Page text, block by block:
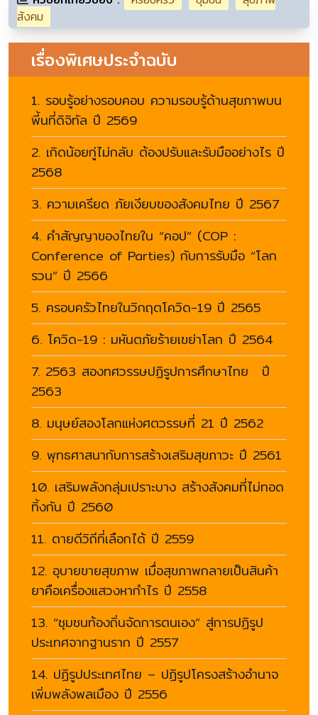
สังคม
เรื่องพิเศษประจำฉบับ
1. รอบรู้อย่างรอบคอบ ความรอบรู้ด้านสุขภาพบน
พี้นที่ดิจิทัล ปี 2569
2. เกิดน้อยกู่ไม่กลับ ต้องปรับและรับมืออย่างไร ปี
2568
3. ความเครียด ภัยเงียบของสังคมไทย ปี 2567
4. คำสัญญาของไทยใน “คอป” (COP :
Conference of Parties) กับการรับมือ “โลก
รวน” ปี 2566
5. ครอบครัวไทยในวิกฤตโควิด-19 ปี 2565
6. โควิด-19 : มหันตภัยร้ายเขย่าโลก ปี 2564
7. 2563 สองทศวรรษปฏิรูปการศึกษาไทย ปี
2563
8. มนุษย์สองโลกแห่งศตวรรษที่ 21 ปี 2562
9. พุทธศาสนากับการสร้างเสริมสุขภาวะ ปี 2561
10. เสริมพลังกลุ่มเปราะบาง สร้างสังคมที่ไม่ทอด
ทิ้งกัน ปี 2560
11. ตายดีวิถีที่เลือกได้ ปี 2559
12. อุบายขายสุขภาพ เมื่อสุขภาพกลายเป็นสินค้า
ยาคือเครื่องแสวงหากำไร ปี 2558
13. “ชุมชนท้องถิ่นจัดการตนเอง” สู่การปฏิรูป
ประเทศจากฐานราก ปี 2557
14. ปฏิรูปประเทศไทย – ปฏิรูปโครงสร้างอำนาจ
เพิ่มพลังพลเมือง ปี 2556